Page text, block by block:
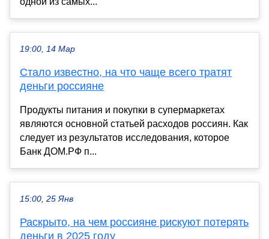
19:00, 14 Мар
Стало известно, на что чаще всего тратят
деньги россияне
Продукты питания и покупки в супермаркетах
являются основной статьей расходов россиян. Как
следует из результатов исследования, которое
Банк ДОМ.РФ п...
15:00, 25 Янв
Раскрыто, на чем россияне рискуют потерять
деньги в 2025 году